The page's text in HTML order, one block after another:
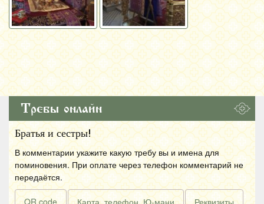
Требы онлайн
Братья и сестры!
В комментарии укажите какую требу вы и имена для
поминовения. При оплате через телефон комментарий не
передаётся.
QR code Карта, телефон, Ю-мани Реквизиты